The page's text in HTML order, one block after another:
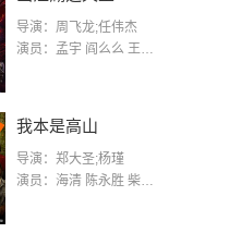
导演：周飞龙;任伟杰
演员：孟宇 阎么么 王凯 郭政建 阎萌萌 杨默 高枫 齐斯伽 刘芊含 马程
我本是高山
导演：郑大圣;杨瑾
演员：海清 陈永胜 柴烨 王玥婷 万国鹏 美朵达瓦 赵瑞婷 罗解艳 郭莉娜 潘家艳